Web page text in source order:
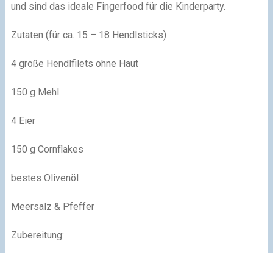
und sind das ideale Fingerfood für die Kinderparty.
Zutaten (für ca. 15 – 18 Hendlsticks)
4 große Hendlfilets ohne Haut
150 g Mehl
4 Eier
150 g Cornflakes
bestes Olivenöl
Meersalz & Pfeffer
Zubereitung: